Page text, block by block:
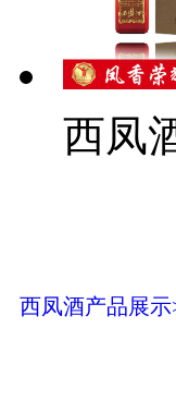
西凤
西凤酒产品展示